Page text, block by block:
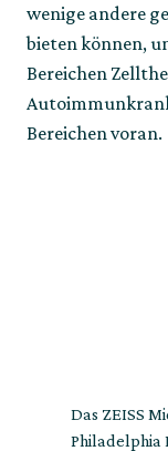
wenige andere
bieten können,
Bereichen
Bereichen voran.
Das ZEISS
Philadelphia